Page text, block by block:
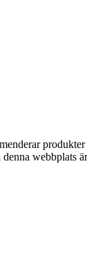
webbplats